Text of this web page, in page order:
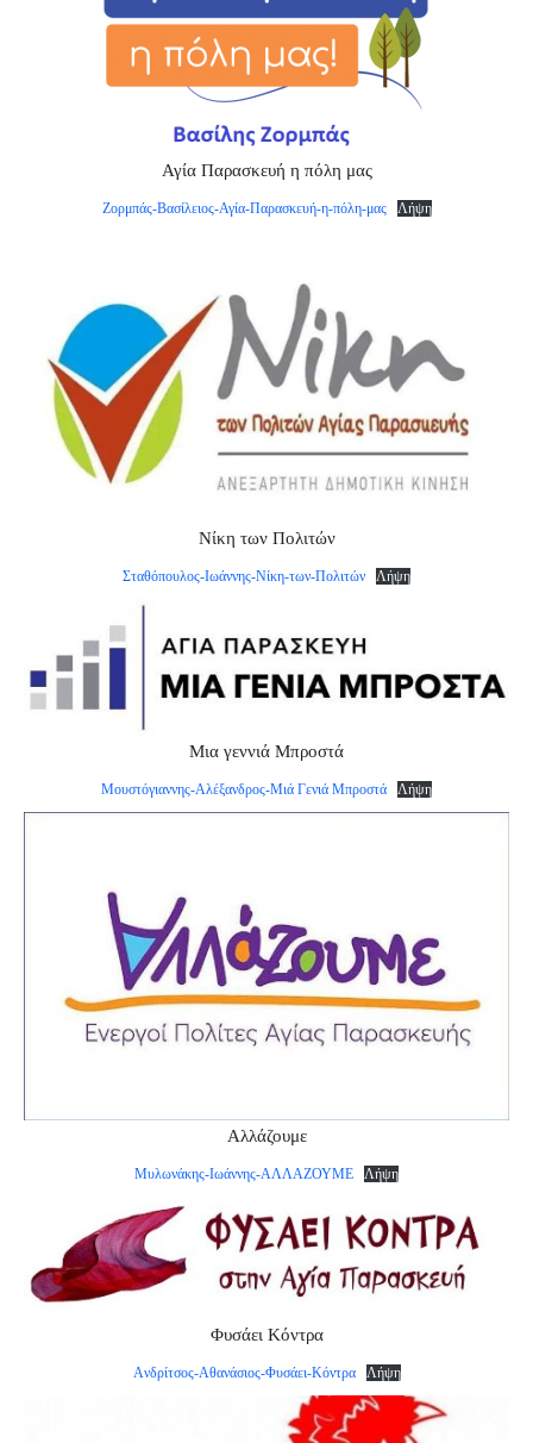
Αγία Παρασκευή η πόλη μας
Ζορμπάς-Βασίλειος-Αγία-Παρασκευή-η-πόλη-μας Λήψη
Νίκη των Πολιτών
Σταθόπουλος-Ιωάννης-Νίκη-των-Πολιτών Λήψη
Μια γεννιά Μπροστά
Μουστόγιαννης-Αλέξανδρος-Μιά Γενιά Μπροστά Λήψη
Αλλάζουμε
Μυλωνάκης-Ιωάννης-ΑΛΛΑΖΟΥΜΕ Λήψη
Φυσάει Κόντρα
Aνδρίτσος-Αθανάσιος-Φυσάει-Κόντρα Λήψη